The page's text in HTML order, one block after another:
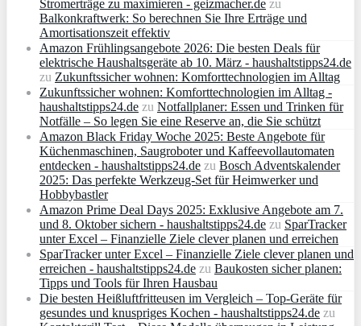
Stromerträge zu maximieren - geizmacher.de zu
Balkonkraftwerk: So berechnen Sie Ihre Erträge und
Amortisationszeit effektiv
Amazon Frühlingsangebote 2026: Die besten Deals für
elektrische Haushaltsgeräte ab 10. März - haushaltstipps24.de
zu Zukunftssicher wohnen: Komforttechnologien im Alltag
Zukunftssicher wohnen: Komforttechnologien im Alltag -
haushaltstipps24.de zu Notfallplaner: Essen und Trinken für
Notfälle – So legen Sie eine Reserve an, die Sie schützt
Amazon Black Friday Woche 2025: Beste Angebote für
Küchenmaschinen, Saugroboter und Kaffeevollautomaten
entdecken - haushaltstipps24.de zu Bosch Adventskalender
2025: Das perfekte Werkzeug-Set für Heimwerker und
Hobbybastler
Amazon Prime Deal Days 2025: Exklusive Angebote am 7.
und 8. Oktober sichern - haushaltstipps24.de zu SparTracker
unter Excel – Finanzielle Ziele clever planen und erreichen
SparTracker unter Excel – Finanzielle Ziele clever planen und
erreichen - haushaltstipps24.de zu Baukosten sicher planen:
Tipps und Tools für Ihren Hausbau
Die besten Heißluftfritteusen im Vergleich – Top-Geräte für
gesundes und knuspriges Kochen - haushaltstipps24.de zu